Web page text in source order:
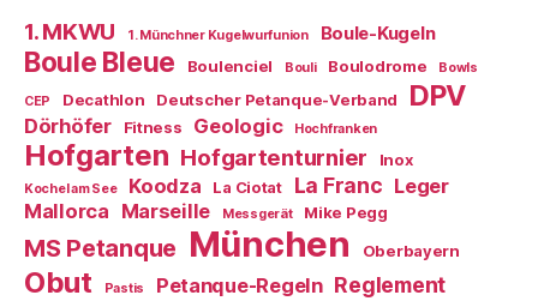
1. MKWU 1. Münchner Kugelwurfunion Boule-Kugeln
Boule Bleue Boulenciel Bouli Boulodrome Bowls
CEP Decathlon Deutscher Petanque-Verband DPV
Dörhöfer Fitness Geologic Hochfranken
Hofgarten Hofgartenturnier Inox
Kochel am See Koodza La Ciotat La Franc Leger
Mallorca Marseille Messgerät Mike Pegg
MS Petanque München Oberbayern
Obut Pastis Petanque-Regeln Reglement